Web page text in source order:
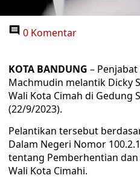
0 Komentar
KOTA BANDUNG –
Machmudin melantik Dicky
Wali Kota Cimah di Gedung
(22/9/2023).
Pelantikan tersebut
Dalam Negeri Nomor
tentang Pemberhentian
Wali Kota Cimahi.